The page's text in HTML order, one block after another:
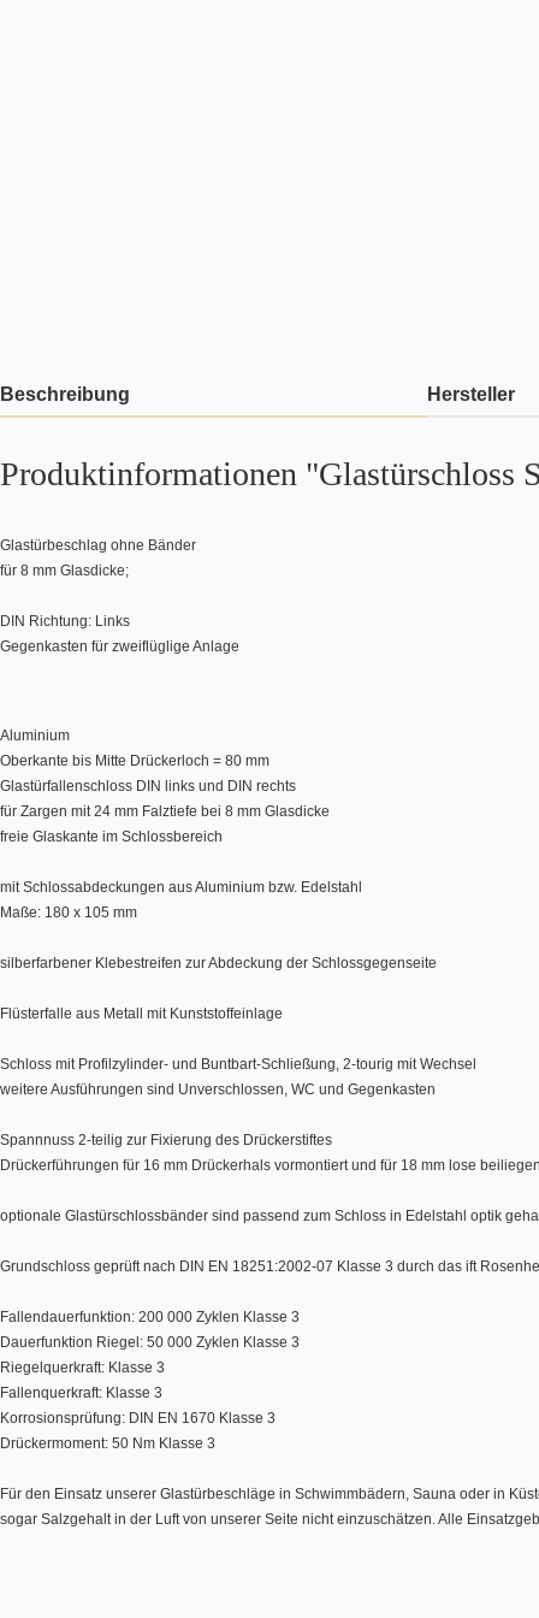
Beschreibung Hersteller
Produktinformationen
Glastürbeschlag ohne Bänder
für 8 mm Glasdicke;
DIN Richtung: Links
Gegenkasten für zweiflüglige Anlage
Aluminium
Oberkante bis Mitte Drückerloch = 80 mm
Glastürfallenschloss DIN links und DIN rechts
für Zargen mit 24 mm Falztiefe bei 8 mm Glasdicke
freie Glaskante im Schlossbereich
mit Schlossabdeckungen aus Aluminium bzw. Edelstahl
Maße: 180 x 105 mm
silberfarbener Klebestreifen zur Abdeckung der Schlossgegenseite
Flüsterfalle aus Metall mit Kunststoffeinlage
Schloss mit Profilzylinder- und Buntbart-Schließung, 2-tourig mit Wechsel
weitere Ausführungen sind Unverschlossen, WC und Gegenkasten
Spannnuss 2-teilig zur Fixierung des Drückerstiftes
Drückerführungen für 16 mm Drückerhals vormontiert und für 18 mm lose
optionale Glastürschlossbänder sind passend zum Schloss in Edelstahl optik
Grundschloss geprüft nach DIN EN 18251:2002-07 Klasse 3 durch das ift
Fallendauerfunktion: 200 000 Zyklen Klasse 3
Dauerfunktion Riegel: 50 000 Zyklen Klasse 3
Riegelquerkraft: Klasse 3
Fallenquerkraft: Klasse 3
Korrosionsprüfung: DIN EN 1670 Klasse 3
Drückermoment: 50 Nm Klasse 3
Für den Einsatz unserer Glastürbeschläge in Schwimmbädern, Sauna oder in
sogar Salzgehalt in der Luft von unserer Seite nicht einzuschätzen. Alle